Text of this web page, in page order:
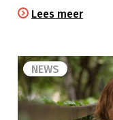
Lees meer
NEWS